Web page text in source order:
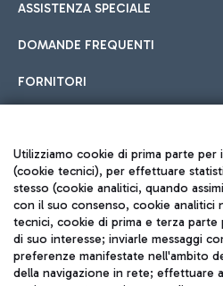
ASSISTENZA SPECIALE
DOMANDE FREQUENTI
FORNITORI
Seguici sui social
TRAVEL
ITA
Utilizziamo cookie di prima parte
(cookie tecnici), per effettuare
stesso (cookie analitici, quando
con il suo consenso, cookie analitici
tecnici, cookie di prima e terza
di suo interesse; inviarle messaggi
preferenze manifestate nell'ambito
della navigazione in rete; effettuare